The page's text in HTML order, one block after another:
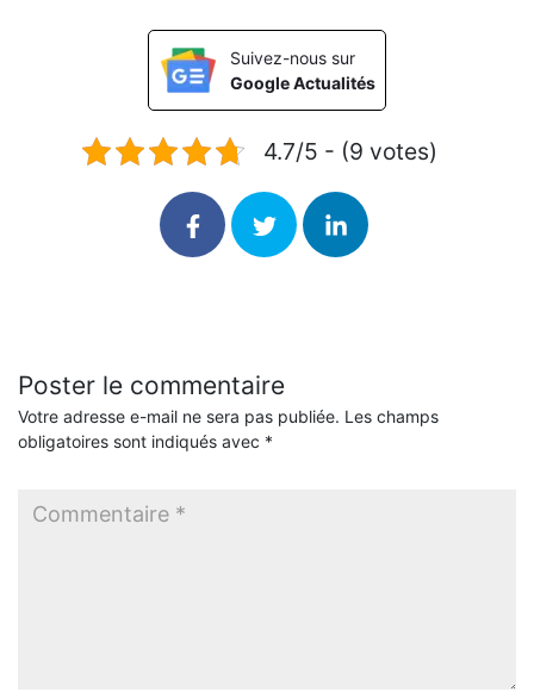
Suivez-nous sur
Google Actualités
4.7/5 - (9 votes)
Poster le commentaire
Votre adresse e-mail ne sera pas publiée. Les champs
obligatoires sont indiqués avec *